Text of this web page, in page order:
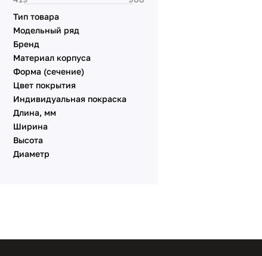
Светодиодные лампы
Подвесные
Аксессуары
Тип товара
Модельный ряд
Бренд
Материал корпуса
Форма (сечение)
Цвет покрытия
Индивидуальная покраска
Длина, мм
Ширина
Высота
Диаметр